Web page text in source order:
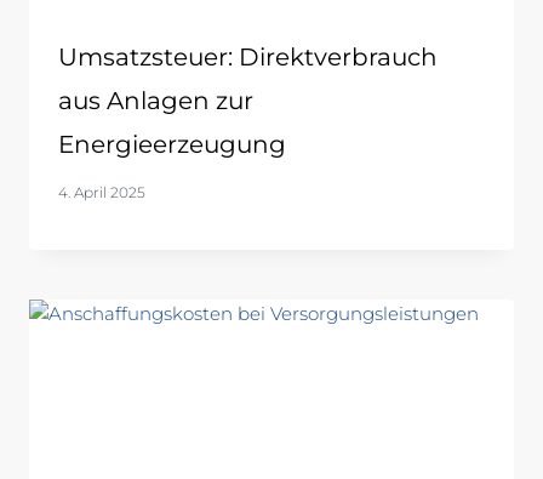
Umsatzsteuer: Direktverbrauch
aus Anlagen zur
Energieerzeugung
4. April 2025